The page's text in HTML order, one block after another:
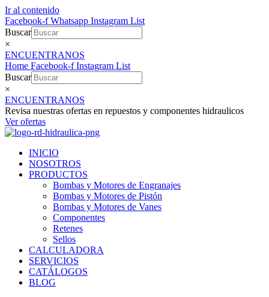
Ir al contenido
Facebook-f Whatsapp Instagram List
Buscar
×
ENCUENTRANOS
Home Facebook-f Instagram List
Buscar
×
ENCUENTRANOS
Revisa nuestras ofertas en repuestos y componentes hidraulicos
Ver ofertas
INICIO
NOSOTROS
PRODUCTOS
Bombas y Motores de Engranajes
Bombas y Motores de Pistón
Bombas y Motores de Vanes
Componentes
Retenes
Sellos
CALCULADORA
SERVICIOS
CATÁLOGOS
BLOG